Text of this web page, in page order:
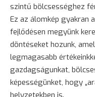
szintű bölcsességhez
Ez az álomkép gyakran
fejlődésen megyünk
döntéseket hozunk,
legmagasabb
gazdagságunkat,
képességünket, hogy